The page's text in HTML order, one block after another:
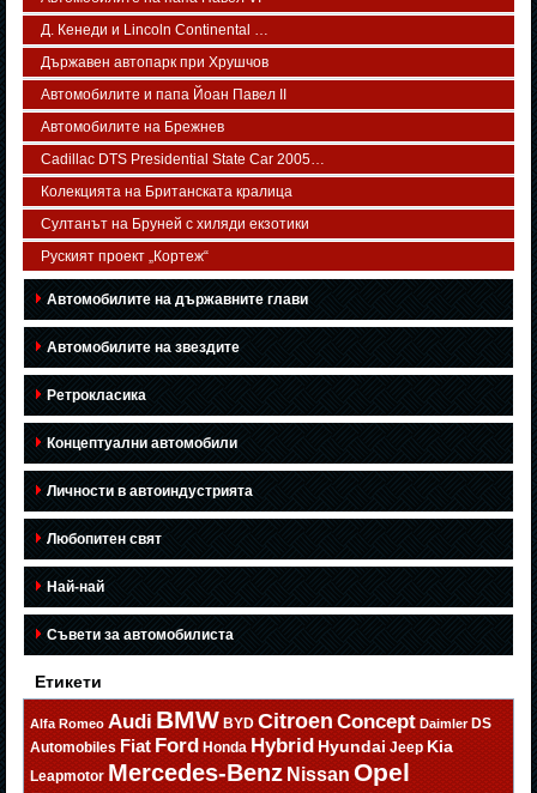
Д. Кенеди и Lincoln Continental …
Държавен автопарк при Хрушчов
Автомобилите и папа Йоан Павел ІІ
Автомобилите на Брежнев
Cadillac DTS Presidential State Car 2005…
Колекцията на Британската кралица
Султанът на Бруней с хиляди екзотики
Руският проект „Кортеж“
Автомобилите на държавните глави
Автомобилите на звездите
Ретрокласика
Концептуални автомобили
Личности в автоиндустрията
Любопитен свят
Най-най
Съвети за автомобилиста
Етикети
Alfa Romeo Audi BMW BYD Citroen Concept Daimler DS
Automobiles Fiat Ford Honda Hybrid Hyundai Jeep Kia
Leapmotor Mercedes-Benz Nissan Opel